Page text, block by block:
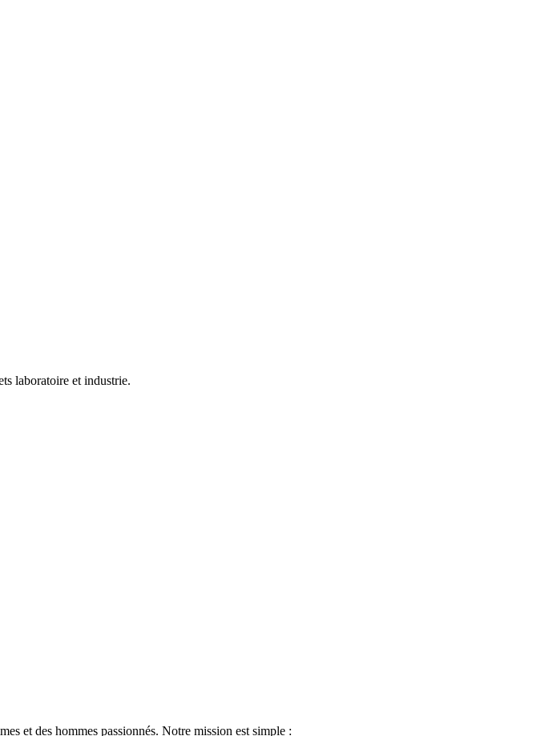
laboratoire et industrie.
et des hommes passionnés. Notre mission est simple :